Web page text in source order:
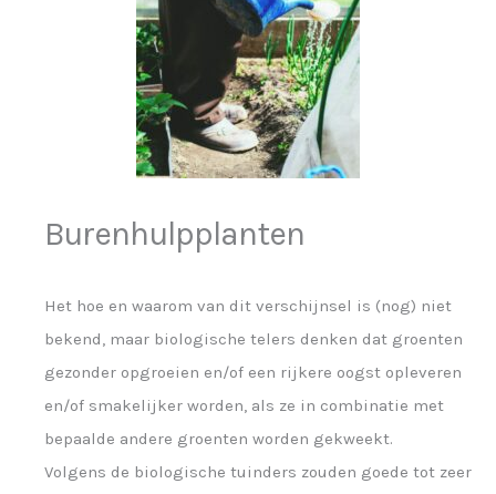
Burenhulpplanten
Het hoe en waarom van dit verschijnsel is (nog) niet
bekend, maar biologische telers denken dat groenten
gezonder opgroeien en/of een rijkere oogst opleveren
en/of smakelijker worden, als ze in combinatie met
bepaalde andere groenten worden gekweekt.
Volgens de biologische tuinders zouden goede tot zeer